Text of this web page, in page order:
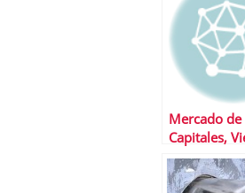
Mercado de
Capitales,
de Junio